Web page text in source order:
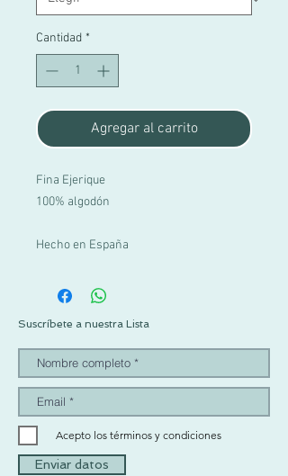
Cantidad *
Agregar al carrito
Fina Ejerique
100% algodón
Hecho en España
Suscríbete a nuestra Lista
Acepto los términos y condiciones
Enviar datos